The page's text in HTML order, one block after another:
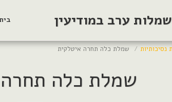
ערב במודיעין
נסיכותיות שמלת כלה תחרה איטלקית
שמלת כלה